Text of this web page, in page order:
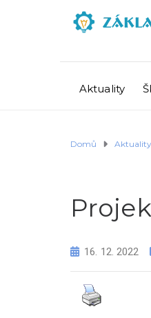
Aktuality
Domů Aktuality
16. 12. 2022